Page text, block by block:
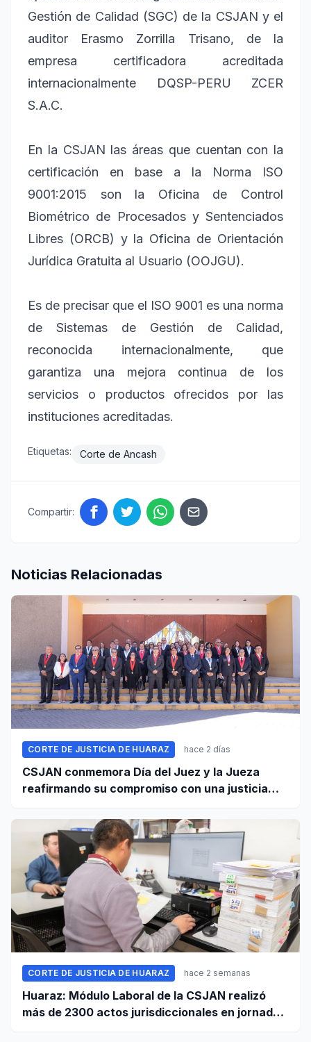
Gestión de Calidad (SGC) de la CSJAN y el
auditor Erasmo Zorrilla Trisano, de la
empresa certificadora acreditada
internacionalmente DQSP-PERU ZCER
S.A.C.
En la CSJAN las áreas que cuentan con la
certificación en base a la Norma ISO
9001:2015 son la Oficina de Control
Biométrico de Procesados y Sentenciados
Libres (ORCB) y la Oficina de Orientación
Jurídica Gratuita al Usuario (OOJGU).
Es de precisar que el ISO 9001 es una norma
de Sistemas de Gestión de Calidad,
reconocida internacionalmente, que
garantiza una mejora continua de los
servicios o productos ofrecidos por las
instituciones acreditadas.
Etiquetas: Corte de Ancash
Compartir:
Noticias Relacionadas
CORTE DE JUSTICIA DE HUARAZ hace 2 días
CSJAN conmemora Día del Juez y la Jueza
reafirmando su compromiso con una justicia
CORTE DE JUSTICIA DE HUARAZ hace 2 semanas
Huaraz: Módulo Laboral de la CSJAN realizó
más de 2300 actos jurisdiccionales en jornada